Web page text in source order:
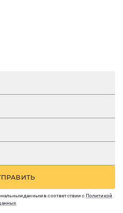
данным в соответствии с Политикой